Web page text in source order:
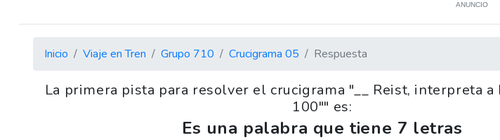
ANUNCIO
Inicio Viaje en Tren Grupo 710 Crucigrama 05 Respuesta
La primera pista para resolver el crucigrama "__ Reist, interpreta a
100"" es:
Es una palabra que tiene 7 letras